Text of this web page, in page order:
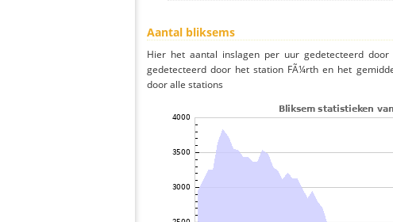
Aantal bliksems
Hier het aantal inslagen per uur gedetecteerd
gedetecteerd door het station FÃ¼rth en het
door alle stations